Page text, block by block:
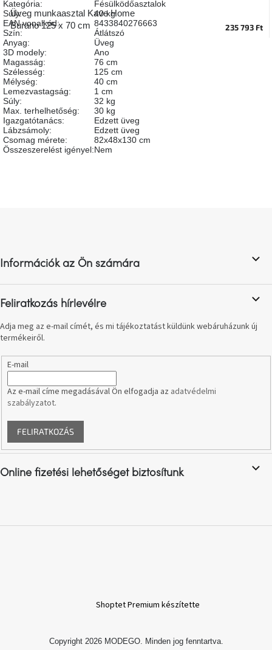
Egy
étkező,
amely
szórakoztat!
A
8.
születésnap
megünneplése
A
utalványok
kollekció
Most
repül
A
hullámon
Fedezze
sötét
Üveg munkaasztal Kave Home
Burano 125 x 70 cm
235 793 Ft
Kategória:
Fésülködőasztalok
Súly:
40 kg
EAN vonalkód:
8433840276663
Szín:
Átlátszó
Anyag:
Üveg
3D modely:
Ano
Magasság:
76 cm
Szélesség:
125 cm
Mélység:
40 cm
Lemezvastagság:
1 cm
Súly:
32 kg
Max. terhelhetőség:
30 kg
Igazgatótanács:
Edzett üveg
Lábzsámoly:
Edzett üveg
Csomag mérete:
82x48x130 cm
Összeszerelést igényel:Nem
é
c
Információk az Ön számára
Feliratkozás hírlevélre
Adja meg az e-mail címét, és mi tájékoztatást küldünk webáruházunk új
termékeiről.
E-mail
Az e-mail címe megadásával Ön elfogadja az adatvédelmi
szabályzatot.
FELIRATKOZÁS
Online fizetési lehetőséget biztosítunk
Shoptet Premium készítette
Copyright 2026 MODEGO. Minden jog fenntartva.